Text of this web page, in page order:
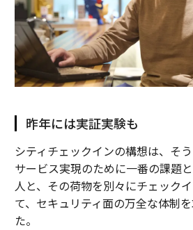
昨年には実証実験も
シティチェックインの構想は、そ
サービス実現のために一番の課題
人と、その荷物を別々にチェック
て、セキュリティ面の万全な体制
た。